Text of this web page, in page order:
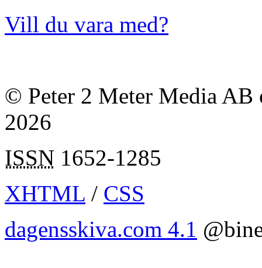
Vill du vara med?
© Peter 2 Meter Media AB
2026
ISSN 1652-1285
XHTML / CSS
dagensskiva.com 4.1